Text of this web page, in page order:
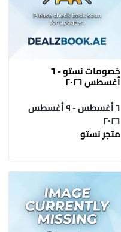
خصومات نستو - ٦
أغسطس ٢٠٢٦
٦ أغسطس - ٩ أغسطس
٢٠٢٦
متجر نستو